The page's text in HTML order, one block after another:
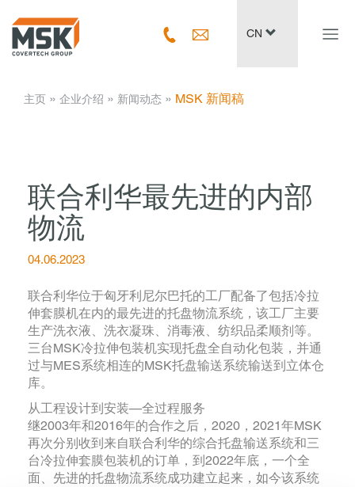
CN
主页 ­ » ­ 企业介绍 ­ » ­ 新闻动态 ­ » ­ MSK 新闻稿
联合利华最先进的内部
物流
04.06.2023
联合利华位于匈牙利尼尔巴托的工厂配备了包括冷拉
伸套膜机在内的最先进的托盘物流系统，该工厂主要
生产洗衣液、洗衣凝珠、消毒液、纺织品柔顺剂等。
三台MSK冷拉伸包装机实现托盘全自动化包装，并通
过与MES系统相连的MSK托盘输送系统输送到立体仓
库。
从工程设计到安装—全过程服务
继2003年和2016年的合作之后，2020，2021年MSK
再次分别收到来自联合利华的综合托盘输送系统和三
台冷拉伸套膜包装机的订单，到2022年底，一个全
面、先进的托盘物流系统成功建立起来，如今该系统